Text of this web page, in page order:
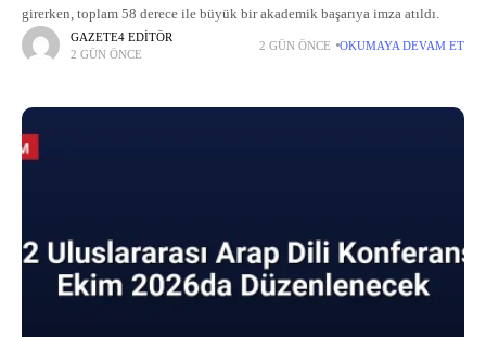
girerken, toplam 58 derece ile büyük bir akademik başarıya imza atıldı.
GAZETE4 EDITÖR
2 GÜN ÖNCE
2 GÜN ÖNCE OKUMAYA DEVAM ET